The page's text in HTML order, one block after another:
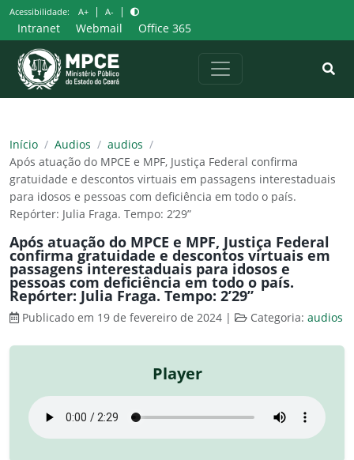
Pular
para
o
conteúdo
Acessibilidade: A+ | A- |
Intranet Webmail Office 365
Início / Audios / audios /
Após atuação do MPCE e MPF, Justiça Federal confirma
gratuidade e descontos virtuais em passagens interestaduais
para idosos e pessoas com deficiência em todo o país.
Repórter: Julia Fraga. Tempo: 2’29”
Após atuação do MPCE e MPF, Justiça Federal
confirma gratuidade e descontos virtuais em
passagens interestaduais para idosos e
pessoas com deficiência em todo o país.
Repórter: Julia Fraga. Tempo: 2’29”
Publicado em 19 de fevereiro de 2024 | Categoria: audios
Player